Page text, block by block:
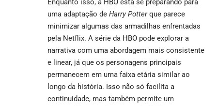
Enquanto isso, a HBO está se preparando para
uma adaptação de Harry Potterque parece
minimizar algumas das armadilhas enfrentadas
pela Netflix. A série da HBO pode explorar a
narrativa com uma abordagem mais consistente
e linear, já que os personagens principais
permanecem em uma faixa etária similar ao
longo da história. Isso não só facilita a
continuidade, mas também permite um